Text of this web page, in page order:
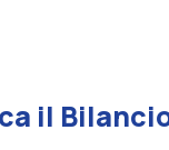
il